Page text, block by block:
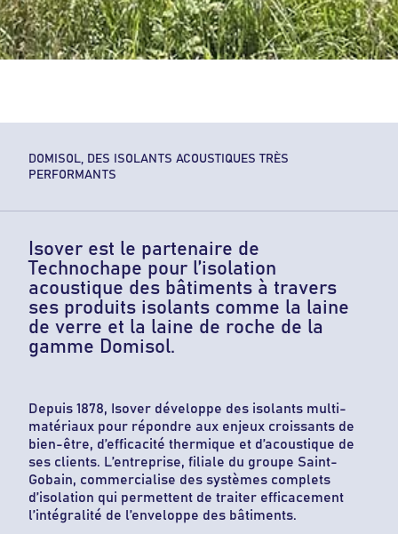
DOMISOL, DES ISOLANTS ACOUSTIQUES TRÈS
PERFORMANTS
Isover est le partenaire de
Technochape pour l’isolation
acoustique des bâtiments à travers
ses produits isolants comme la laine
de verre et la laine de roche de la
gamme Domisol.
Depuis 1878, Isover développe des isolants multi-
matériaux pour répondre aux enjeux croissants de
bien-être, d’efficacité thermique et d’acoustique de
ses clients. L’entreprise, filiale du groupe Saint-
Gobain, commercialise des systèmes complets
d’isolation qui permettent de traiter efficacement
l’intégralité de l’enveloppe des bâtiments.